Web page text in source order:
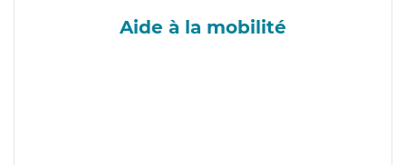
Aide à la mobilité